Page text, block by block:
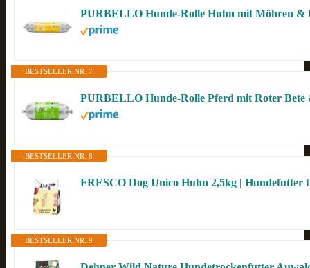
BESTSELLER NR. 7
BESTSELLER NR. 8
BESTSELLER NR. 9